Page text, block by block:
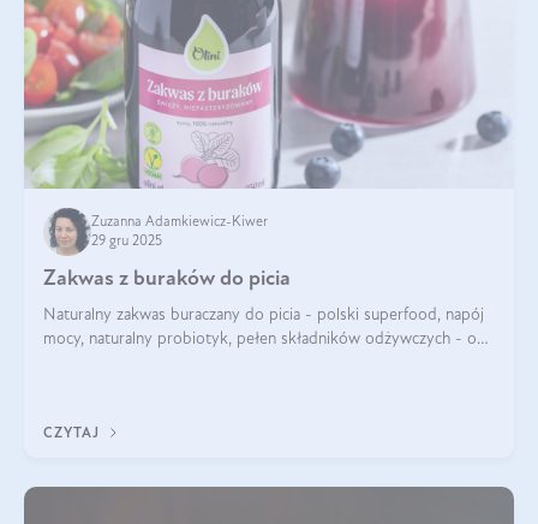
Zuzanna Adamkiewicz-Kiwer
29 gru 2025
Zakwas z buraków do picia
Naturalny zakwas buraczany do picia - polski superfood, napój
mocy, naturalny probiotyk, pełen składników odżywczych - o
CZYTAJ